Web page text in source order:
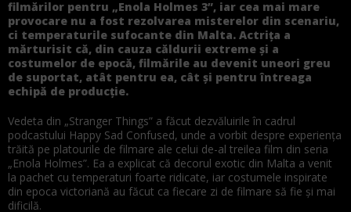
filmărilor pentru „Enola Holmes 3”, iar cea mai mare
provocare nu a fost rezolvarea misterelor din scenariu,
ci temperaturile sufocante din Malta. Actrița a
mărturisit că, din cauza căldurii extreme și a
costumelor de epocă, filmările au devenit uneori greu
de suportat, atât pentru ea, cât și pentru întreaga
echipă de producție.
Vedeta din „Stranger Things” a făcut dezvăluirile în cadrul
podcastului Happy Sad Confused, unde a vorbit despre experiența
trăită pe platourile de filmare ale celui de-al treilea film din seria
„Enola Holmes”. Ea a explicat că decorul exotic din Malta a venit
la pachet cu temperaturi foarte ridicate, iar costumele inspirate
din epoca victoriană au făcut ca fiecare zi de filmare să fie și mai
dificilă.